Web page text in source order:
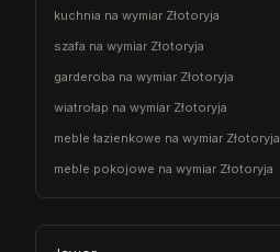
kuchnia na wymiar Złotoryja
szafa na wymiar Złotoryja
garderoba na wymiar Złotoryja
wiatrołap na wymiar Złotoryja
meble łazienkowe na wymiar Złotoryja
meble pokojowe na wymiar Złotoryja